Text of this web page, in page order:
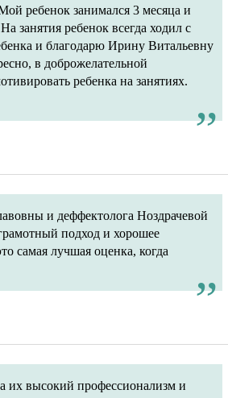
ребенок занимался 3 месяца и
занятия ребенок всегда ходил с
и благодарю Ирину Витальевну
в доброжелательной
ребенка на занятиях.
и деффектолога Ноздрачевой
подход и хорошее
самая лучшая оценка, когда
их высокий профессионализм и